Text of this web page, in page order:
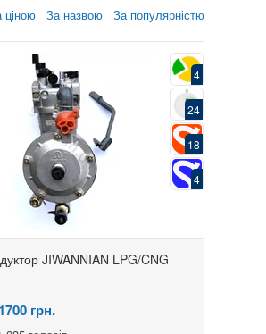
ціною За назвою За популярністю
4
24
18
4
JIWANNIAN LPG/CNG
1700 грн.